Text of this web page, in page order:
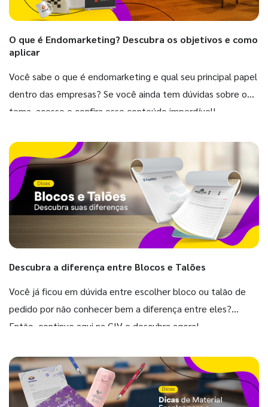
O que é Endomarketing? Descubra os objetivos e como
aplicar
Você sabe o que é endomarketing e qual seu principal papel
dentro das empresas? Se você ainda tem dúvidas sobre o
tema, acesse e confira esse conteúdo imperdível!
Descubra a diferença entre Blocos e Talões
Você já ficou em dúvida entre escolher bloco ou talão de
pedido por não conhecer bem a diferença entre eles?
Então, continue aqui na GIV e descubra agora!